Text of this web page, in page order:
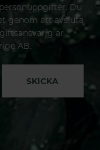
Du
genom att avsluta
är
AB.
SKICKA